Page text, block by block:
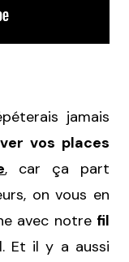
jamais
vos places
, car ça part
on vous en
avec notre fil
Et il y a aussi